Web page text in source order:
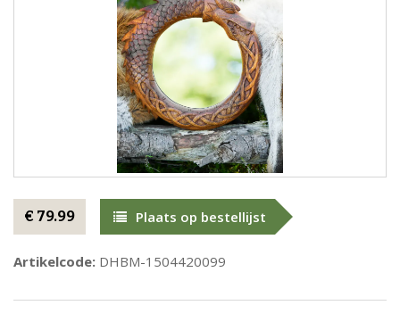
€ 79.99 Plaats op bestellijst
Artikelcode: DHBM-1504420099